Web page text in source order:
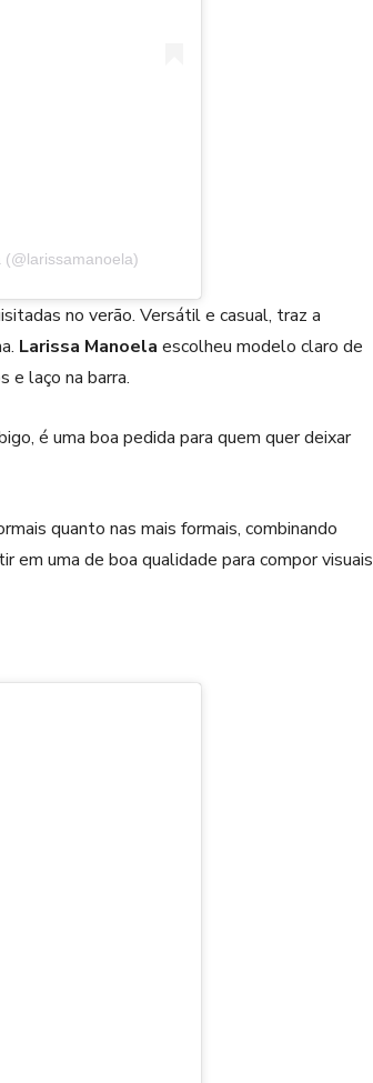
no verão. Versátil e casual, traz a
Larissa Manoela escolheu modelo claro de
e laço na barra.
é uma boa pedida para quem quer deixar
quanto nas mais formais, combinando
em uma de boa qualidade para compor visuais